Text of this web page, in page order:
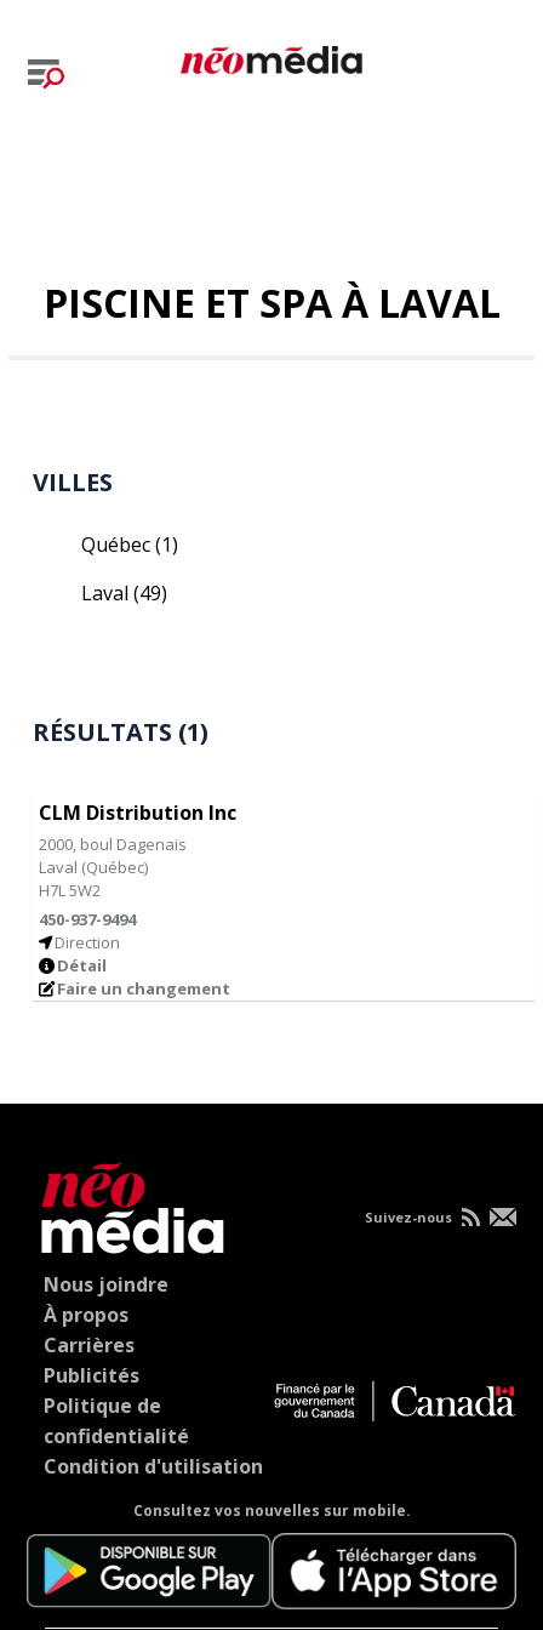
PISCINE ET SPA À LAVAL
VILLES
Québec(1)
Laval(49)
RÉSULTATS (1)
CLM Distribution Inc
2000, boul Dagenais
Laval (Québec)
H7L 5W2
450-937-9494
Direction
Détail
Faire un changement
Nous joindre
À propos
Carrières
Publicités
Politique de
confidentialité
Condition d'utilisation
Consultez vos nouvelles sur mobile.
Suivez-nous